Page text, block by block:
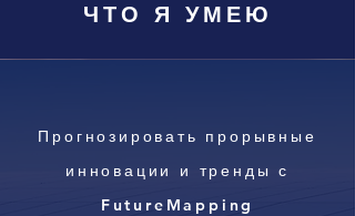
ЧТО Я УМЕЮ
Прогнозировать прорывные
инновации и тренды с
FutureMapping